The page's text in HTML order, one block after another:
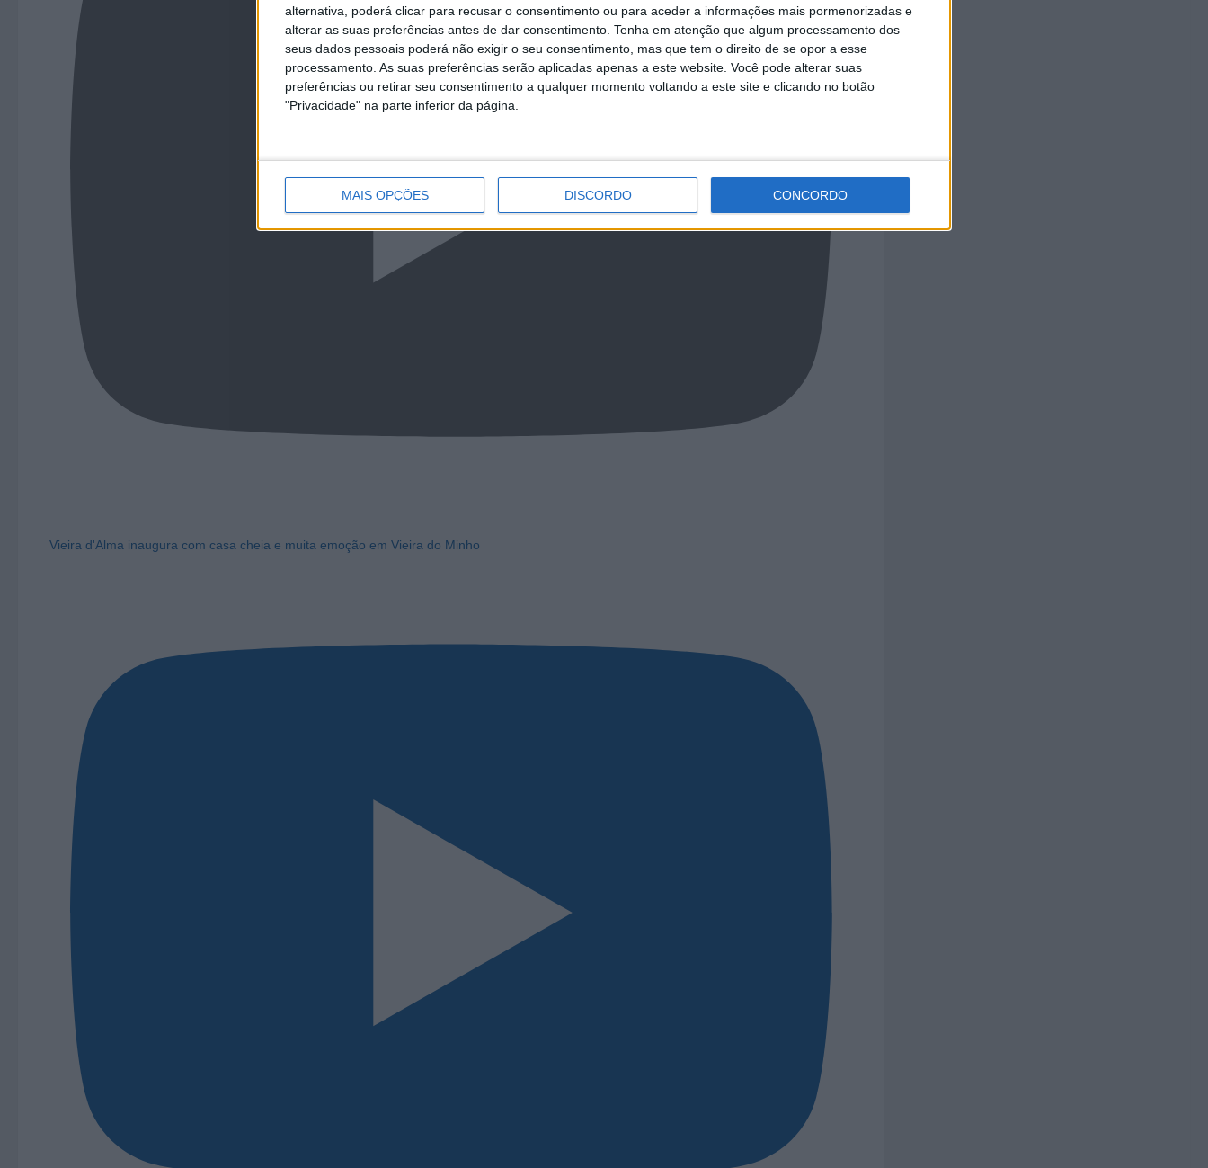
alternativa, poderá clicar para recusar o consentimento ou para aceder a informações mais pormenorizadas e
alterar as suas preferências antes de dar consentimento. Tenha em atenção que algum processamento dos
seus dados pessoais poderá não exigir o seu consentimento, mas que tem o direito de se opor a esse
processamento. As suas preferências serão aplicadas apenas a este website. Você pode alterar suas
preferências ou retirar seu consentimento a qualquer momento voltando a este site e clicando no botão
"Privacidade" na parte inferior da página.
MAIS OPÇÕES DISCORDO CONCORDO
Vieira d'Alma inaugura com casa cheia e muita emoção em Vieira do Minho